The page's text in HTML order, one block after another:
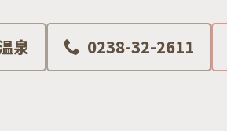
泉 0238-32-2611